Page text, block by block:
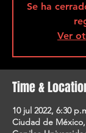
Se ha
Ver
Time &
10 jul 2022, 6:30
Ciudad de